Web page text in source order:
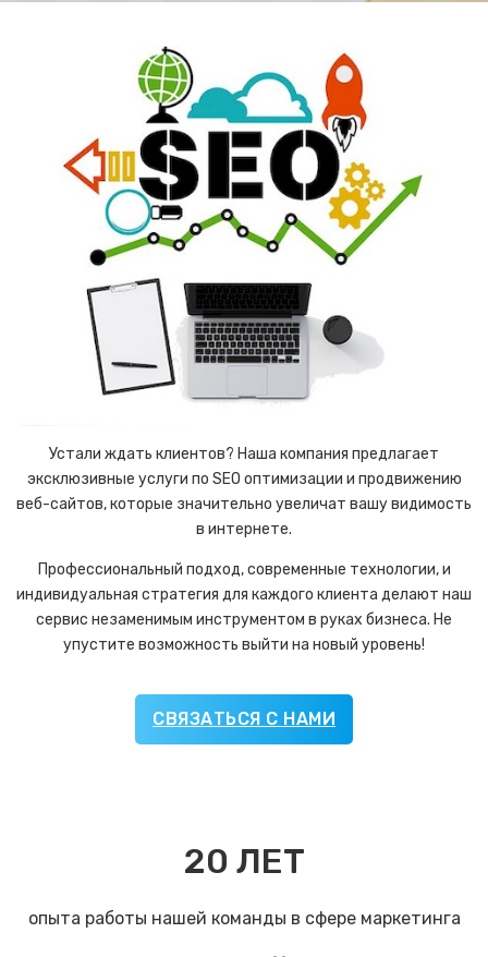
Устали ждать клиентов? Наша компания предлагает
эксклюзивные услуги по SEO оптимизации и продвижению
веб-сайтов, которые значительно увеличат вашу видимость
в интернете.
Профессиональный подход, современные технологии, и
индивидуальная стратегия для каждого клиента делают наш
сервис незаменимым инструментом в руках бизнеса. Не
упустите возможность выйти на новый уровень!
СВЯЗАТЬСЯ С НАМИ
20 ЛЕТ
опыта работы нашей команды в сфере маркетинга